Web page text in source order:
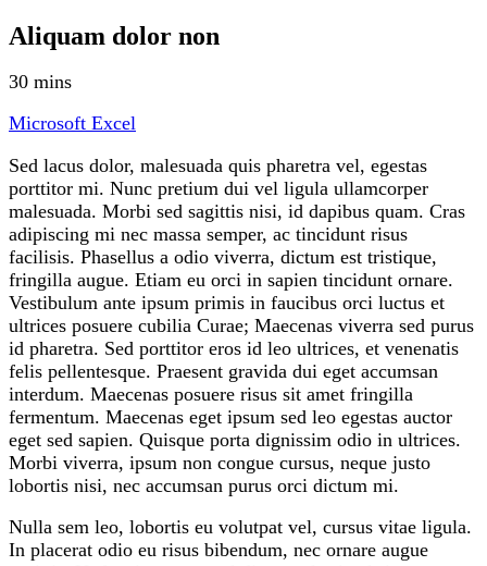
Aliquam dolor non
30 mins
Microsoft Excel
Sed lacus dolor, malesuada quis pharetra vel, egestas
porttitor mi. Nunc pretium dui vel ligula ullamcorper
malesuada. Morbi sed sagittis nisi, id dapibus quam. Cras
adipiscing mi nec massa semper, ac tincidunt risus
facilisis. Phasellus a odio viverra, dictum est tristique,
fringilla augue. Etiam eu orci in sapien tincidunt ornare.
Vestibulum ante ipsum primis in faucibus orci luctus et
ultrices posuere cubilia Curae; Maecenas viverra sed purus
id pharetra. Sed porttitor eros id leo ultrices, et venenatis
felis pellentesque. Praesent gravida dui eget accumsan
interdum. Maecenas posuere risus sit amet fringilla
fermentum. Maecenas eget ipsum sed leo egestas auctor
eget sed sapien. Quisque porta dignissim odio in ultrices.
Morbi viverra, ipsum non congue cursus, neque justo
lobortis nisi, nec accumsan purus orci dictum mi.
Nulla sem leo, lobortis eu volutpat vel, cursus vitae ligula.
In placerat odio eu risus bibendum, nec ornare augue